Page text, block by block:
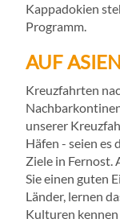
Kappadokien
Programm.
AUF
Kreuzfahrten
unserer
Häfen - seien es
Ziele in Fernost.
Sie einen guten
Länder, lernen
Kulturen